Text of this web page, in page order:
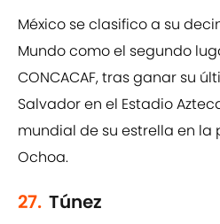
México se clasifico a su
Mundo como el segundo
CONCACAF, tras ganar su
Salvador en el Estadio
mundial de su estrella en la
Ochoa.
27. Túnez